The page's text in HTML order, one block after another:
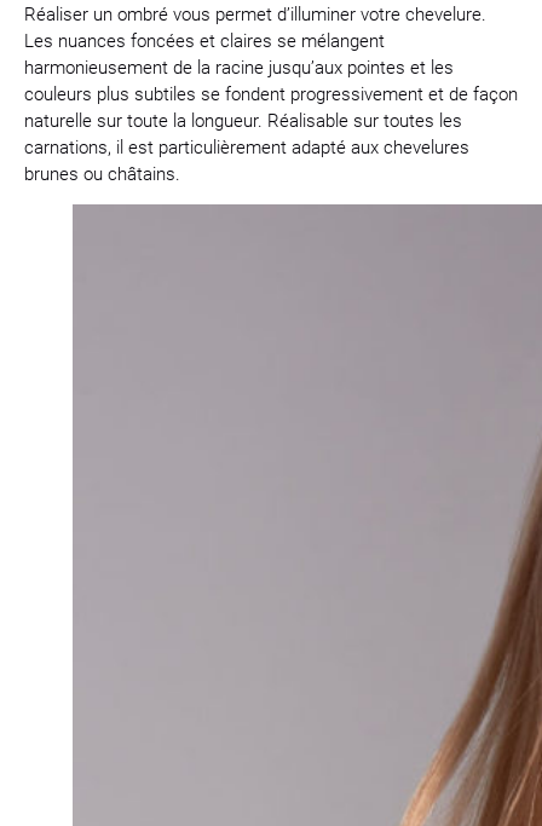
Réaliser un ombré vous permet d’illuminer votre chevelure.
Les nuances foncées et claires se mélangent
harmonieusement de la racine jusqu’aux pointes et les
couleurs plus subtiles se fondent progressivement et de façon
naturelle sur toute la longueur. Réalisable sur toutes les
carnations, il est particulièrement adapté aux chevelures
brunes ou châtains.